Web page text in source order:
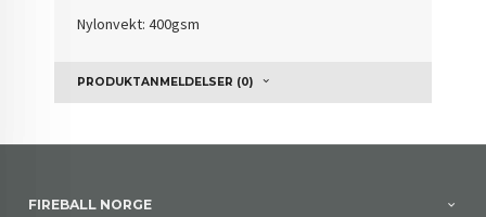
Nylonvekt: 400gsm
PRODUKTANMELDELSER (0)
FIREBALL NORGE